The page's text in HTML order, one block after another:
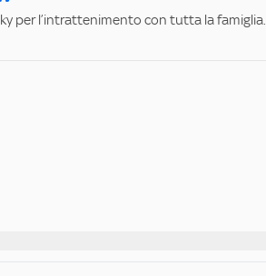
per l’intrattenimento con tutta la famiglia.